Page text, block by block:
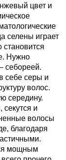
цвет и
селены играет
Нужно
себореей.
себе серы и
волос.
середину.
и
волосы
благодаря
мощным